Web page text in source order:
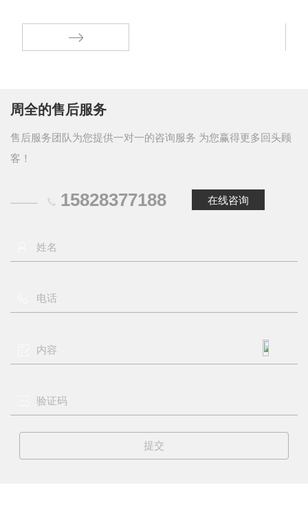
周全的售后服务
售后服务团队为您提供一对一的咨询服务 为您赢得更多回头顾
客！
15828377188 在线咨询